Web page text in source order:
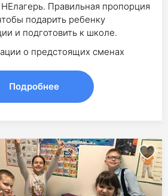
Правильная пропорция
подарить ребенку
и подготовить к школе.
о предстоящих сменах
Подробнее